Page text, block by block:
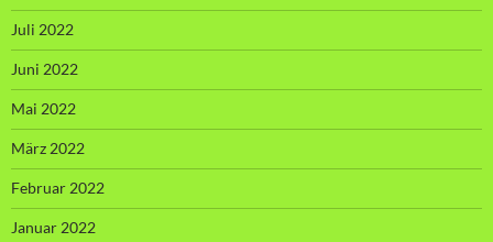
Juli 2022
Juni 2022
Mai 2022
März 2022
Februar 2022
Januar 2022